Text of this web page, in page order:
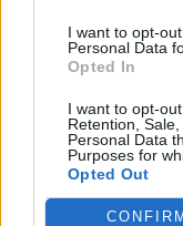
I want to opt-
Personal Data
Opted In
I want to opt-
Retention,
Personal Data
Purposes for
Opted Out
CONFIRM